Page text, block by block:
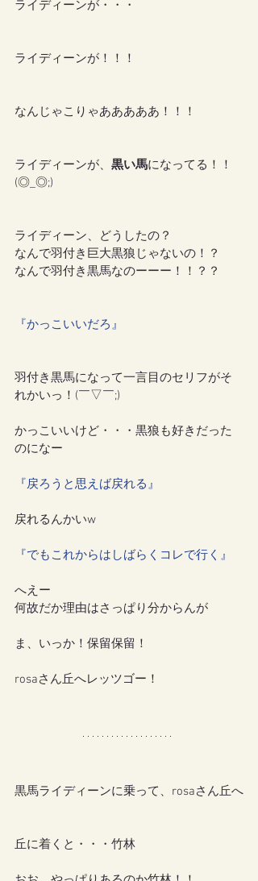
ライディーンが・・・
ライディーンが！！！
なんじゃこりゃあああああ！！！
ライディーンが、 黒い馬になってる！！
(◎_◎;)
ライディーン、どうしたの？
なんで羽付き巨大黒狼じゃないの！？
なんで羽付き黒馬なのーーー！！？？
『かっこいいだろ』
羽付き黒馬になって一言目のセリフがそ
れかいっ！(￣▽￣;)
かっこいいけど・・・黒狼も好きだった
のになー
『戻ろうと思えば戻れる』
戻れるんかいw
『でもこれからはしばらくコレで行く』
へえー
何故だか理由はさっぱり分からんが
ま、いっか！保留保留！
rosaさん丘へレッツゴー！
黒馬ライディーンに乗って、rosaさん丘へ
丘に着くと・・・竹林